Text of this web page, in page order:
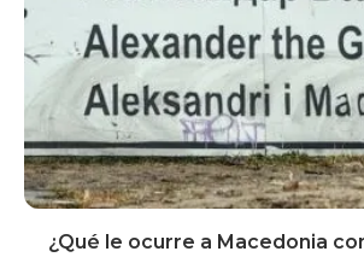
¿Qué le ocurre a Macedonia